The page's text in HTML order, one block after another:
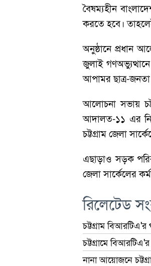
বৈষম্যহীন
করতে হবে।
অনুষ্ঠানে প্রধান
জুলাই
আপামর ছাত্র-
আলোচনা সভায়
আদালত-১১ এর
চট্টগ্রাম জেলা
এছাড়াও সড়ক
জেলা সার্কেলের
রিলেটেড
চট্টগ্রাম
চট্টগ্রামে
নানা আয়োজনে